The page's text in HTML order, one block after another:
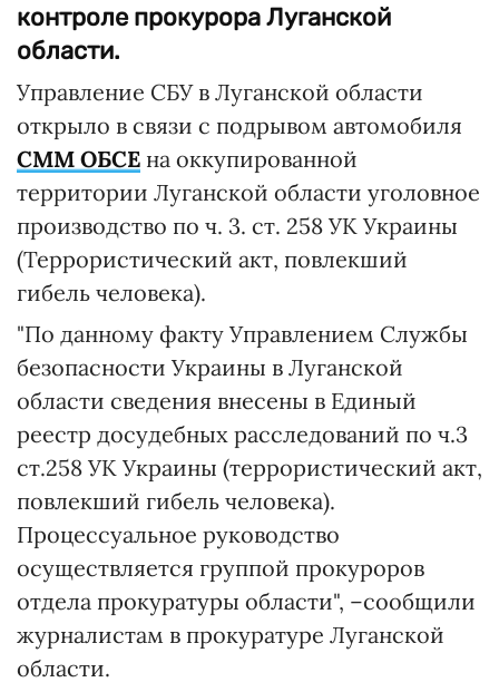
контроле прокурора Луганской
области.
Управление СБУ в Луганской области
открыло в связи с подрывом автомобиля
СММ ОБСЕ на оккупированной
территории Луганской области уголовное
производство по ч. 3. ст. 258 УК Украины
(Террористический акт, повлекший
гибель человека).
"По данному факту Управлением Службы
безопасности Украины в Луганской
области сведения внесены в Единый
реестр досудебных расследований по ч.3
ст.258 УК Украины (террористический акт,
повлекший гибель человека).
Процессуальное руководство
осуществляется группой прокуроров
отдела прокуратуры области", –сообщили
журналистам в прокуратуре Луганской
области.